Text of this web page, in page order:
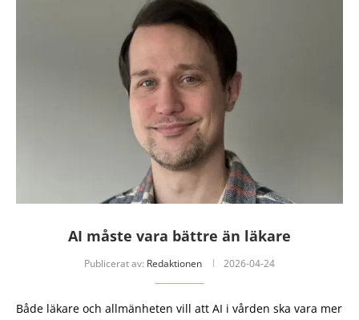
AI måste vara bättre än läkare
Publicerat av: Redaktionen 2026-04-24
Både läkare och allmänheten vill att AI i vården ska vara mer